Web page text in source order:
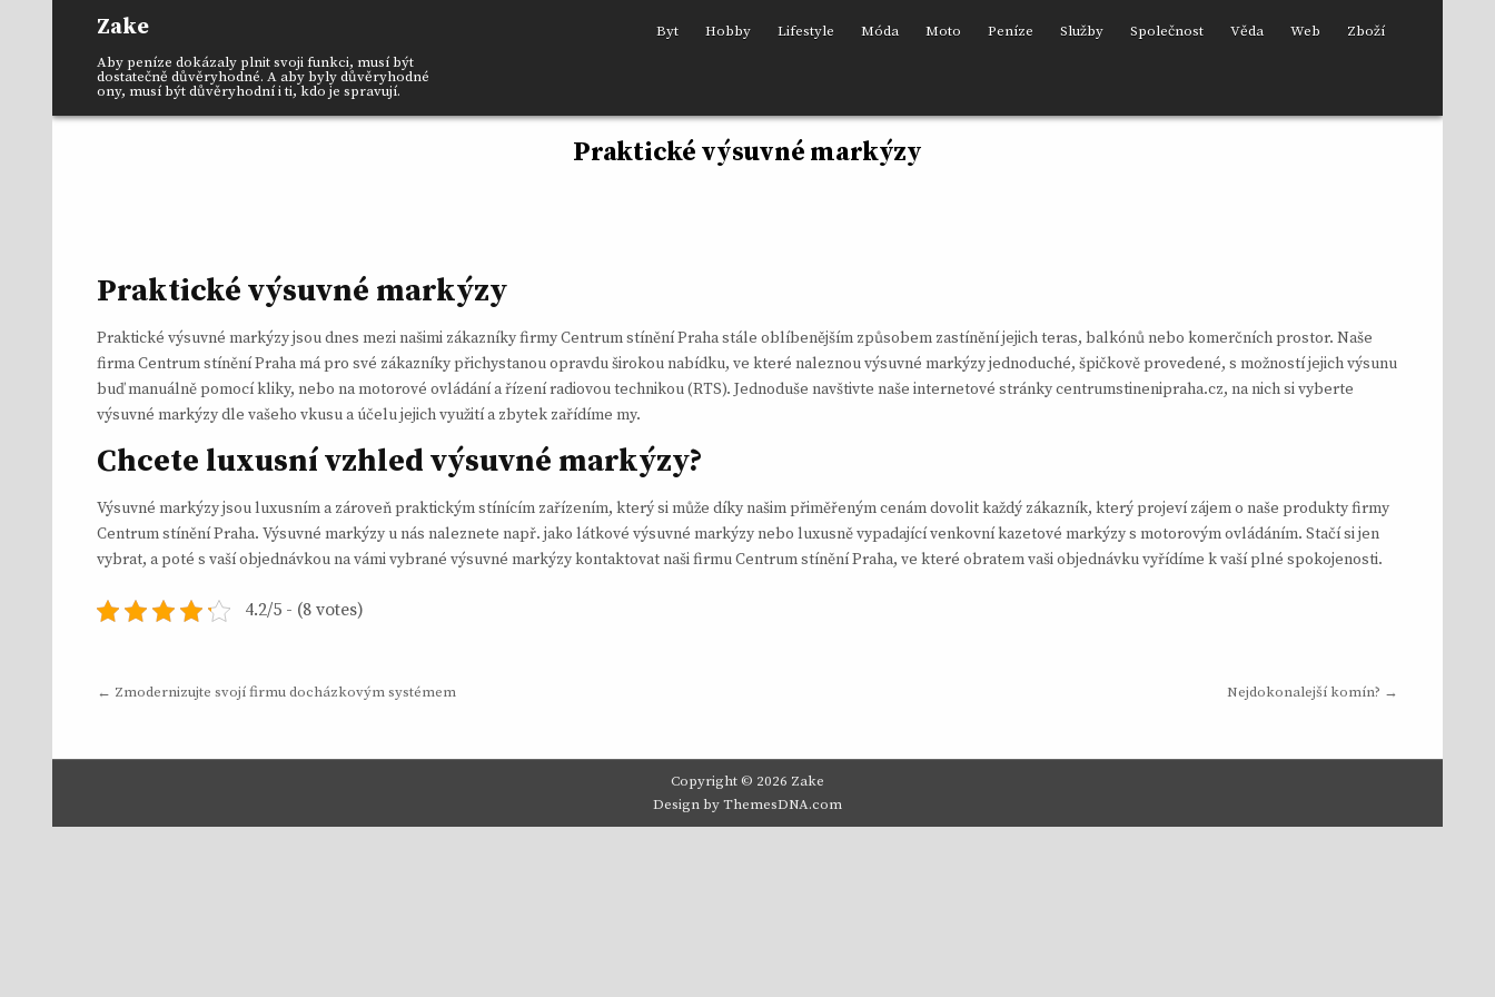
Zake
Aby peníze dokázaly plnit svoji funkci, musí být
dostatečně důvěryhodné. A aby byly důvěryhodné
ony, musí být důvěryhodní i ti, kdo je spravují.
Byt Hobby Lifestyle Móda Moto Peníze Služby Společnost Věda Web Zboží
Praktické výsuvné markýzy
Praktické výsuvné markýzy
Praktické výsuvné markýzyjsou dnes mezi našimi zákazníky firmy Centrum stínění Praha stále oblíbenějším způsobem zastínění jejich teras, balkónů nebo komerčních prostor. Naše
firma Centrum stínění Praha má pro své zákazníky přichystanou opravdu širokou nabídku, ve které naleznou výsuvné markýzy jednoduché, špičkově provedené, s možností jejich výsunu
buď manuálně pomocí kliky, nebo na motorové ovládání a řízení radiovou technikou (RTS). Jednoduše navštivte naše internetové stránky centrumstinenipraha.cz, na nich si vyberte
výsuvné markýzy dle vašeho vkusu a účelu jejich využití a zbytek zařídíme my.
Chcete luxusní vzhled výsuvné markýzy?
Výsuvné markýzy jsou luxusním a zároveň praktickým stínícím zařízením, který si může díky našim přiměřeným cenám dovolit každý zákazník, který projeví zájem o naše produkty firmy
Centrum stínění Praha. Výsuvné markýzy u nás naleznete např. jako látkové výsuvné markýzy nebo luxusně vypadající venkovní kazetové markýzy s motorovým ovládáním. Stačí si jen
vybrat, a poté s vaší objednávkou na vámi vybrané výsuvné markýzy kontaktovat naši firmu Centrum stínění Praha, ve které obratem vaši objednávku vyřídíme k vaší plné spokojenosti.
4.2/5 - (8 votes)
Navigace
příspěvek
Nejdokonalejší komín? →
← Zmodernizujte svojí firmu docházkovým systémem
Copyright © 2026 Zake
Design by ThemesDNA.com